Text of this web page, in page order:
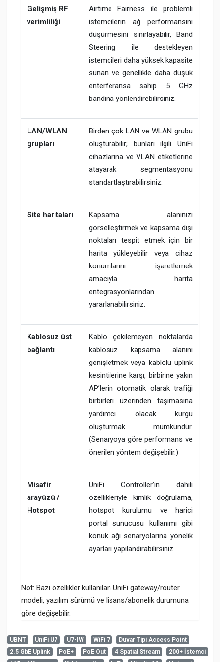
Gelişmiş RF
verimliliği
Airtime Fairness ile problemli
istemcilerin ağ performansını
düşürmesini sınırlayabilir, Band
Steering ile destekleyen
istemcileri daha yüksek kapasite
sunan ve genellikle daha düşük
enterferansa sahip 5 GHz
bandına yönlendirebilirsiniz.
LAN/WLAN
grupları
Birden çok LAN ve WLAN grubu
oluşturabilir; bunları ilgili UniFi
cihazlarına ve VLAN etiketlerine
atayarak segmentasyonu
standartlaştırabilirsiniz.
Site haritaları
Kapsama alanınızı
görselleştirmek ve kapsama dışı
noktaları tespit etmek için bir
harita yükleyebilir veya cihaz
konumlarını işaretlemek
amacıyla harita
entegrasyonlarından
yararlanabilirsiniz.
Kablosuz üst
bağlantı
Kablo çekilemeyen noktalarda
kablosuz kapsama alanını
genişletmek veya kablolu uplink
kesintilerine karşı, birbirine yakın
AP’lerin otomatik olarak trafiği
birbirleri üzerinden taşımasına
yardımcı olacak kurgu
oluşturmak mümkündür.
(Senaryoya göre performans ve
önerilen yöntem değişebilir.)
Misafir
arayüzü /
Hotspot
UniFi Controller’ın dahili
özellikleriyle kimlik doğrulama,
hotspot kurulumu ve harici
portal sunucusu kullanımı gibi
konuk ağı senaryolarına yönelik
ayarları yapılandırabilirsiniz.
Not: Bazı özellikler kullanılan UniFi gateway/router
modeli, yazılım sürümü ve lisans/abonelik durumuna
göre değişebilir.
Henüz cevaplanmış soru bulunmuyor. İlk soruyu siz
UBNT UniFi U7 U7-IW WiFi 7
Duvar Tipi Access Point
2.5 GbE Uplink
PoE+ PoE Out 4 Spatial Stream
200+ İstemci